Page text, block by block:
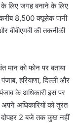
के लिए जगह बनाने के लिए
करीब 8,500 क्यूसेक पानी
बीबीएमबी की तकनीकी
को फोन पर बताया
हरियाणा, दिल्ली और
के अधिकारी इस पर
अधिकारियों को तुरंत
2 बजे तक कुछ नहीं